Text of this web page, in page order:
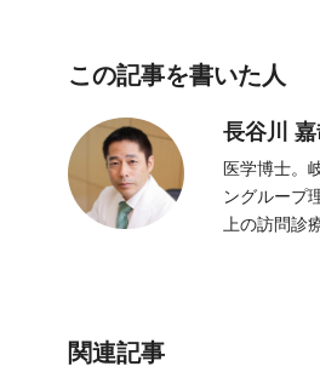
この記事を書いた人
長谷川
医学博士。
ングループ
上の訪問診
関連記事